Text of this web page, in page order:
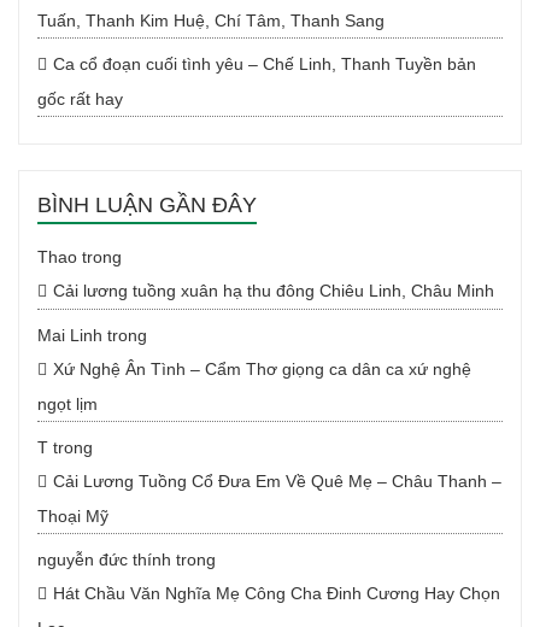
Tuấn, Thanh Kim Huệ, Chí Tâm, Thanh Sang
Ca cổ đoạn cuối tình yêu – Chế Linh, Thanh Tuyền bản
gốc rất hay
BÌNH LUẬN GẦN ĐÂY
Thao trong
Cải lương tuồng xuân hạ thu đông Chiêu Linh, Châu Minh
Mai Linh trong
Xứ Nghệ Ân Tình – Cẩm Thơ giọng ca dân ca xứ nghệ
ngọt lịm
T trong
Cải Lương Tuồng Cổ Đưa Em Về Quê Mẹ – Châu Thanh –
Thoại Mỹ
nguyễn đức thính trong
Hát Chầu Văn Nghĩa Mẹ Công Cha Đinh Cương Hay Chọn